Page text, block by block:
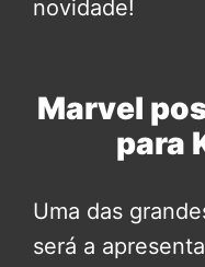
novidade!
Marvel
para
Uma das
será a